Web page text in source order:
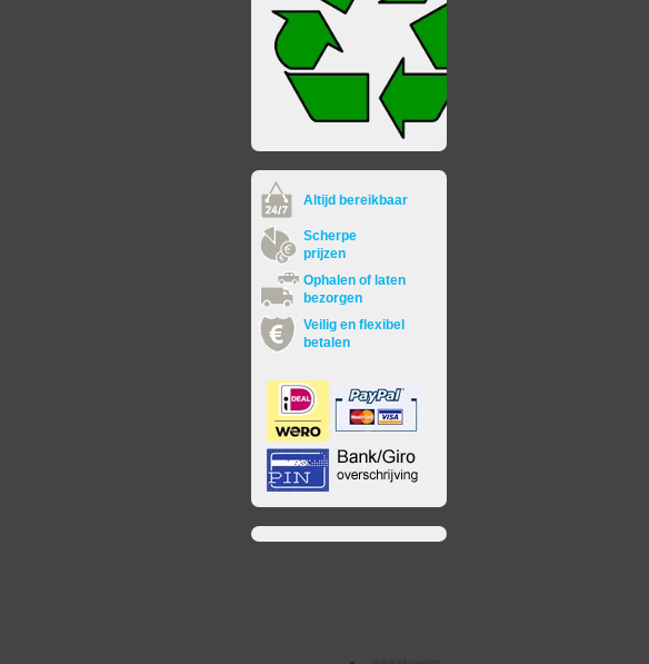
Altijd bereikbaar
Scherpe
prijzen
Ophalen of laten
bezorgen
Veilig en flexibel
betalen